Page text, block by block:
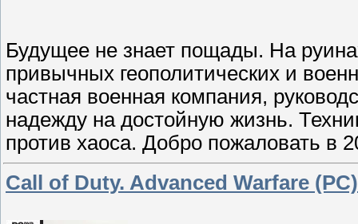
Будущее не знает пощады. На
привычных геополитических и
частная военная компания,
надежду на достойную жизнь.
против хаоса. Добро пожаловать в
Call of Duty. Advanced Warfare (PC)